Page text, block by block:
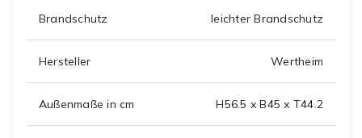
Brandschutz leichter Brandschutz
Hersteller Wertheim
Außenmaße in cm H56.5 x B45 x T44.2